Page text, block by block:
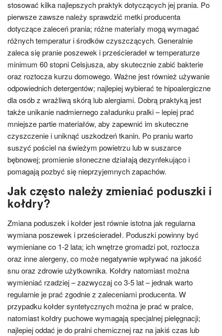
stosować kilka najlepszych praktyk dotyczących jej prania. Po
pierwsze zawsze należy sprawdzić metki producenta
dotyczące zaleceń prania; różne materiały mogą wymagać
różnych temperatur i środków czyszczących. Generalnie
zaleca się pranie poszewek i prześcieradeł w temperaturze
minimum 60 stopni Celsjusza, aby skutecznie zabić bakterie
oraz roztocza kurzu domowego. Ważne jest również używanie
odpowiednich detergentów; najlepiej wybierać te hipoalergiczne
dla osób z wrażliwą skórą lub alergiami. Dobrą praktyką jest
także unikanie nadmiernego załadunku pralki – lepiej prać
mniejsze partie materiałów, aby zapewnić im skuteczne
czyszczenie i uniknąć uszkodzeń tkanin. Po praniu warto
suszyć pościel na świeżym powietrzu lub w suszarce
bębnowej; promienie słoneczne działają dezynfekująco i
pomagają pozbyć się nieprzyjemnych zapachów.
Jak często należy zmieniać poduszki i
kołdry?
Zmiana poduszek i kołder jest równie istotna jak regularna
wymiana poszewek i prześcieradeł. Poduszki powinny być
wymieniane co 1-2 lata; ich wnętrze gromadzi pot, roztocza
oraz inne alergeny, co może negatywnie wpływać na jakość
snu oraz zdrowie użytkownika. Kołdry natomiast można
wymieniać rzadziej – zazwyczaj co 3-5 lat – jednak warto
regularnie je prać zgodnie z zaleceniami producenta. W
przypadku kołder syntetycznych można je prać w pralce,
natomiast kołdry puchowe wymagają specjalnej pielęgnacji;
najlepiej oddać je do pralni chemicznej raz na jakiś czas lub